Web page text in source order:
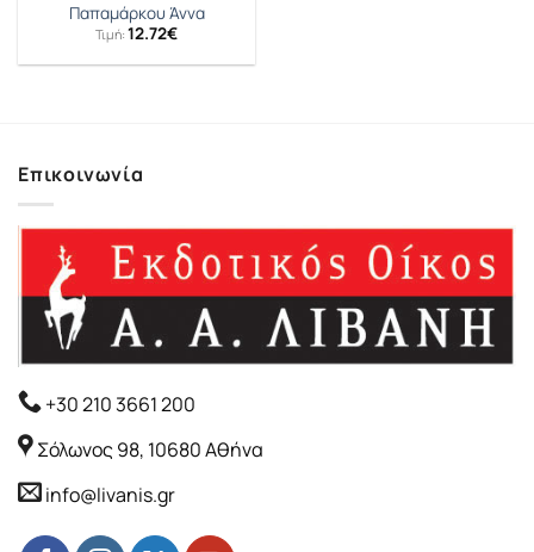
Παπαμάρκου Άννα
Τιμή: 12.72€
Επικοινωνία
+30 210 3661 200
Σόλωνος 98, 10680 Αθήνα
info@livanis.gr